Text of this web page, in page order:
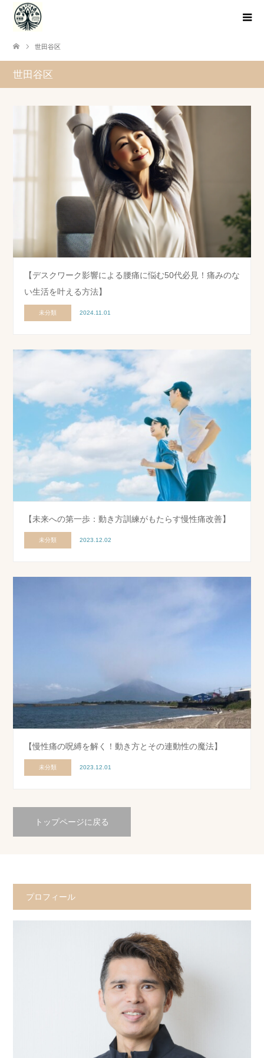
世田谷区
世田谷区
【デスクワーク影響による腰痛に悩む50代必見！痛みのな
い生活を叶える方法】
未分類 2024.11.01
【未来への第一歩：動き方訓練がもたらす慢性痛改善】
未分類 2023.12.02
【慢性痛の呪縛を解く！動き方とその連動性の魔法】
未分類 2023.12.01
トップページに戻る
プロフィール